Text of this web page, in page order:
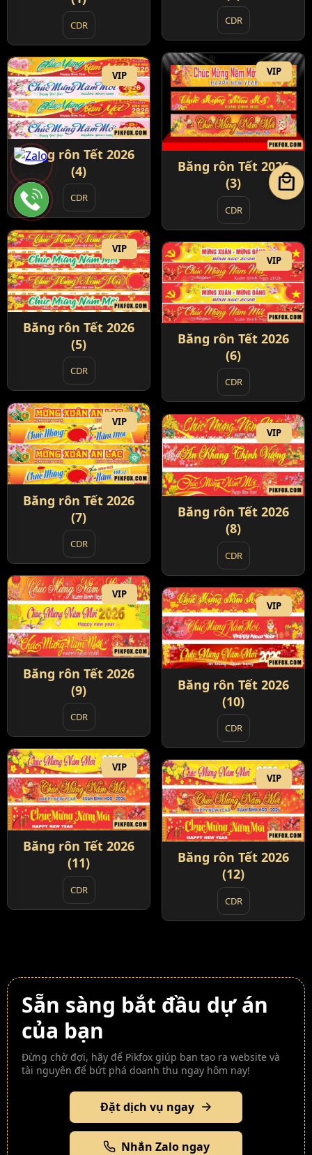
CDR CDR
VIP
Băng rôn Tết 2026
(3)
CDR
VIP
Băng rôn Tết 2026
(4)
CDR
VIP
Băng rôn Tết 2026
(5)
CDR
VIP
Băng rôn Tết 2026
(6)
CDR
VIP
Băng rôn Tết 2026
(7)
CDR
VIP
Băng rôn Tết 2026
(8)
CDR
VIP
Băng rôn Tết 2026
(9)
CDR
VIP
Băng rôn Tết 2026
(10)
CDR
VIP
Băng rôn Tết 2026
(11)
CDR
VIP
Băng rôn Tết 2026
(12)
CDR
Sẵn sàng bắt đầu dự án
của bạn
Đừng chờ đợi, hãy để Pikfox giúp bạn tạo ra website và
tài nguyên để bứt phá doanh thu ngay hôm nay!
Đặt dịch vụ ngay
Nhắn Zalo ngay
local_mall